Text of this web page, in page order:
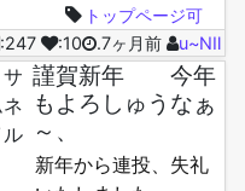
トップページ可
:247
:10 .7ヶ月前 u~NⅡ
謹賀新年 今年
もよろしゅうなぁ
～、
新年から連投、失礼